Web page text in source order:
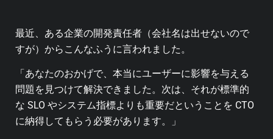
最近、ある企業の開発責任者（会社名は出せないので
すが）からこんなふうに言われました。
「あなたのおかげで、本当にユーザーに影響を与える
問題を見つけて解決できました。次は、それが標準的
な SLO やシステム指標よりも重要だということを CTO
に納得してもらう必要があります。」